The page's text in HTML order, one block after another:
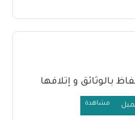
بالوثائق و إتلافها
مشاهدة